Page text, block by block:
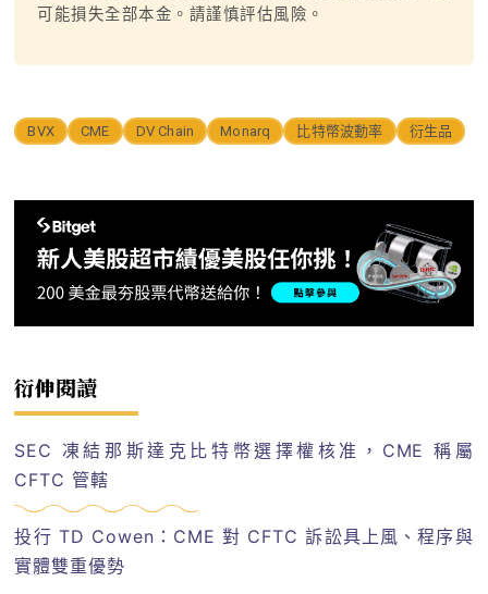
可能損失全部本金。請謹慎評估風險。
BVX CME DV Chain Monarq 比特幣波動率 衍生品
衍伸閱讀
SEC 凍結那斯達克比特幣選擇權核准，CME 稱屬
CFTC 管轄
投行 TD Cowen：CME 對 CFTC 訴訟具上風、程序與
實體雙重優勢